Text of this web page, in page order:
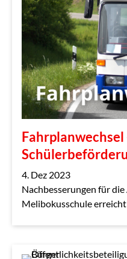
Fahrplanwechsel
4. Dez 2023
Nachbesserungen für
Melibokusschule erreicht